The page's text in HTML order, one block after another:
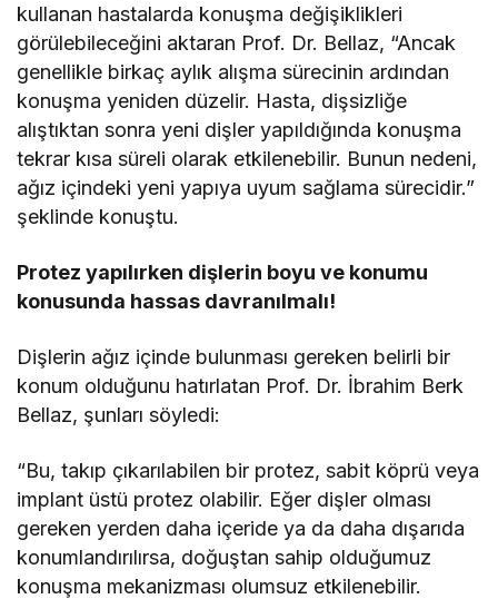
kullanan hastalarda konuşma değişiklikleri
görülebileceğini aktaran Prof. Dr. Bellaz, “Ancak
genellikle birkaç aylık alışma sürecinin ardından
konuşma yeniden düzelir. Hasta, dişsizliğe
alıştıktan sonra yeni dişler yapıldığında konuşma
tekrar kısa süreli olarak etkilenebilir. Bunun nedeni,
ağız içindeki yeni yapıya uyum sağlama sürecidir.”
şeklinde konuştu.
Protez yapılırken dişlerin boyu ve konumu
konusunda hassas davranılmalı!
Dişlerin ağız içinde bulunması gereken belirli bir
konum olduğunu hatırlatan Prof. Dr. İbrahim Berk
Bellaz, şunları söyledi:
“Bu, takıp çıkarılabilen bir protez, sabit köprü veya
implant üstü protez olabilir. Eğer dişler olması
gereken yerden daha içeride ya da daha dışarıda
konumlandırılırsa, doğuştan sahip olduğumuz
konuşma mekanizması olumsuz etkilenebilir.